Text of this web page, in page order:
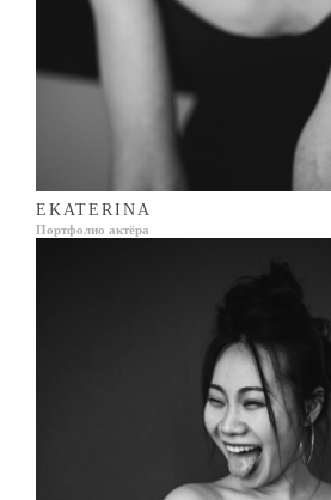
EKATERINA
Портфолио актёра